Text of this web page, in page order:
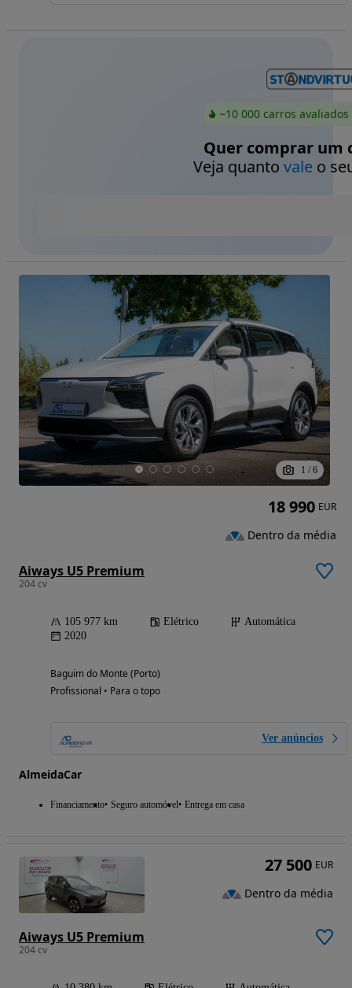
~10 000 carros
Quer comprar um
Veja quanto valeo
1 / 6
Aiways U5 Premium
204 cv
105 977 km Elétrico
Automática
2020
Baguim do Monte (Porto)
Profissional • Para o topo
Ver anúncios
AlmeidaCar
Financiamento Seguro automóvel Entrega em casa
18 990 EUR
Dentro da média
Aiways U5 Premium
204 cv
27 500 EUR
Dentro da média